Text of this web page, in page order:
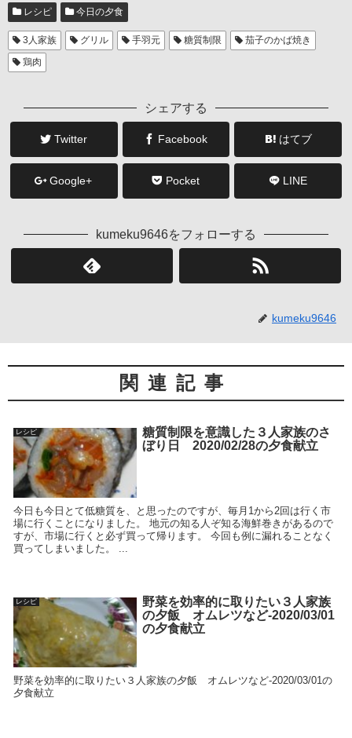
レシピ 今日の夕食
3人家族 グリル 手羽元 糖質制限
茄子のかば焼き
鶏肉
シェアする
Twitter Facebook はてブ
Google+ Pocket LINE
kumeku9646をフォローする
kumeku9646
関連記事
レシピ
糖質制限を意識した３人家族のさ
ぼり日 2020/02/28の夕食献立
今日も今日とて低糖質を、と思ったのですが、毎月1から2回は行く市
場に行くことになりました。 地元の知る人ぞ知る海鮮巻きがあるので
すが、市場に行くと必ず買って帰ります。 今回も例に漏れることなく
買ってしまいました。 ...
レシピ
野菜を効率的に取りたい３人家族
の夕飯 オムレツなど-2020/03/01
の夕食献立
野菜を効率的に取りたい３人家族の夕飯 オムレツなど-2020/03/01の
夕食献立